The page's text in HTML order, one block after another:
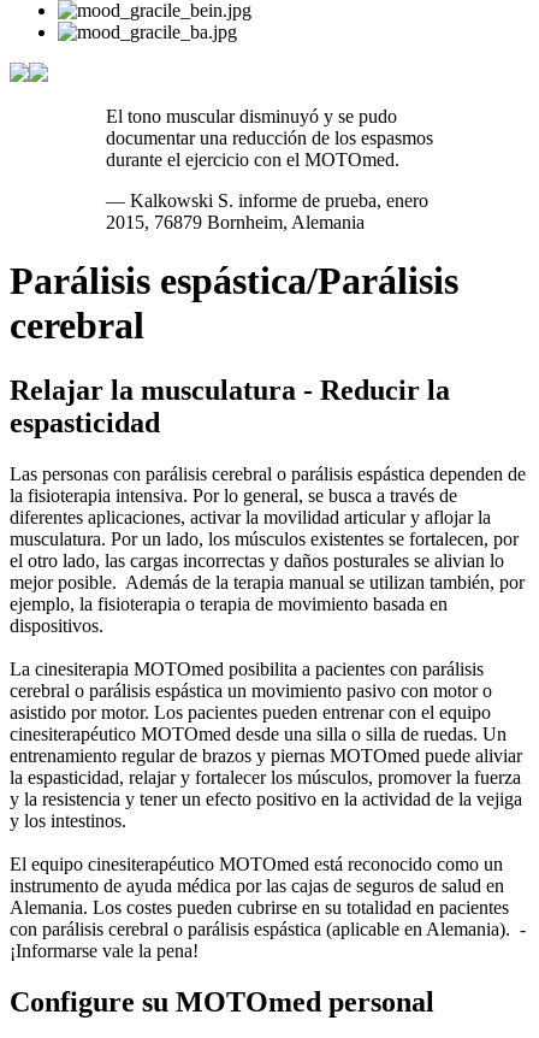
El tono muscular disminuyó y se pudo
documentar una reducción de los espasmos
durante el ejercicio con el MOTOmed.
— Kalkowski S. informe de prueba, enero
2015, 76879 Bornheim, Alemania
Parálisis espástica/Parálisis
cerebral
Relajar la musculatura - Reducir la
espasticidad
Las personas con parálisis cerebral o parálisis espástica dependen de
la fisioterapia intensiva. Por lo general, se busca a través de
diferentes aplicaciones, activar la movilidad articular y aflojar la
musculatura. Por un lado, los músculos existentes se fortalecen, por
el otro lado, las cargas incorrectas y daños posturales se alivian lo
mejor posible. Además de la terapia manual se utilizan también, por
ejemplo, la fisioterapia o terapia de movimiento basada en
dispositivos.
La cinesiterapia MOTOmed posibilita a pacientes con parálisis
cerebral o parálisis espástica un movimiento pasivo con motor o
asistido por motor. Los pacientes pueden entrenar con el equipo
cinesiterapéutico MOTOmed desde una silla o silla de ruedas. Un
entrenamiento regular de brazos y piernas MOTOmed puede aliviar
la espasticidad, relajar y fortalecer los músculos, promover la fuerza
y la resistencia y tener un efecto positivo en la actividad de la vejiga
y los intestinos.
El equipo cinesiterapéutico MOTOmed está reconocido como un
instrumento de ayuda médica por las cajas de seguros de salud en
Alemania. Los costes pueden cubrirse en su totalidad en pacientes
con parálisis cerebral o parálisis espástica (aplicable en Alemania). -
¡Informarse vale la pena!
Configure su MOTOmed personal